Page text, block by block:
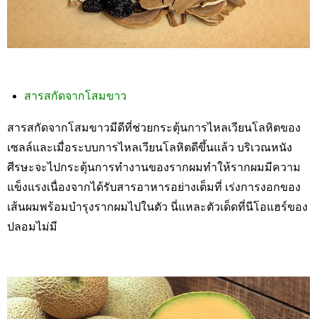
สารสกัดจากโสมขาว
สารสกัดจากโสมขาวมีดีที่ช่วยกระตุ้นการไหลเวียนโลหิตของ
เซลล์และเมื่อระบบการไหลเวียนโลหิตดีขึ้นแล้ว บริเวณหนัง
ศีรษะจะไปกระตุ้นการทำงานของรากผมทำให้รากผมมีความ
แข็งแรงเนื่องจากได้รับสารอาหารอย่างเต็มที่ เร่งการงอกของ
เส้นผมพร้อมบำรุงรากผมไปในตัว นี่แหละตัวเด็ดที่นีโอแฮร์ของ
ปลอมไม่มี